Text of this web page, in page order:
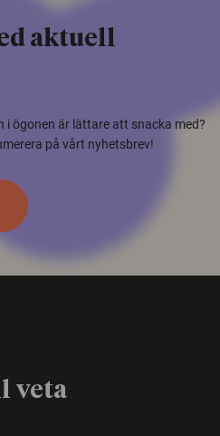
aktuell
i ögonen är lättare att snacka med?
på vårt nyhetsbrev!
veta